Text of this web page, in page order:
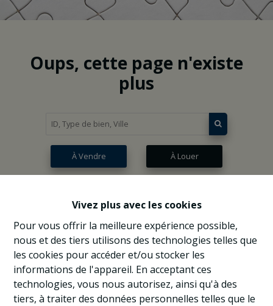
Vivez plus avec les cookies
Pour vous offrir la meilleure expérience possible,
nous et des tiers utilisons des technologies telles que
les cookies pour accéder et/ou stocker les
informations de l'appareil. En acceptant ces
technologies, vous nous autorisez, ainsi qu'à des
tiers, à traiter des données personnelles telles que le
Oups, cette page n'existe
plus
À Vendre À Louer